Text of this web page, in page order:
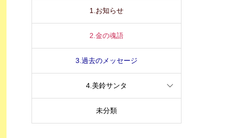
1.お知らせ
2.金の魂語
3.過去のメッセージ
4.美鈴サンタ
未分類